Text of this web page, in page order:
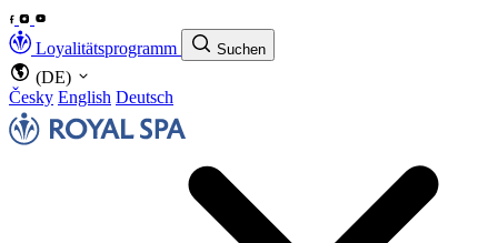
Loyalitätsprogramm Suchen
(DE)
Česky English Deutsch